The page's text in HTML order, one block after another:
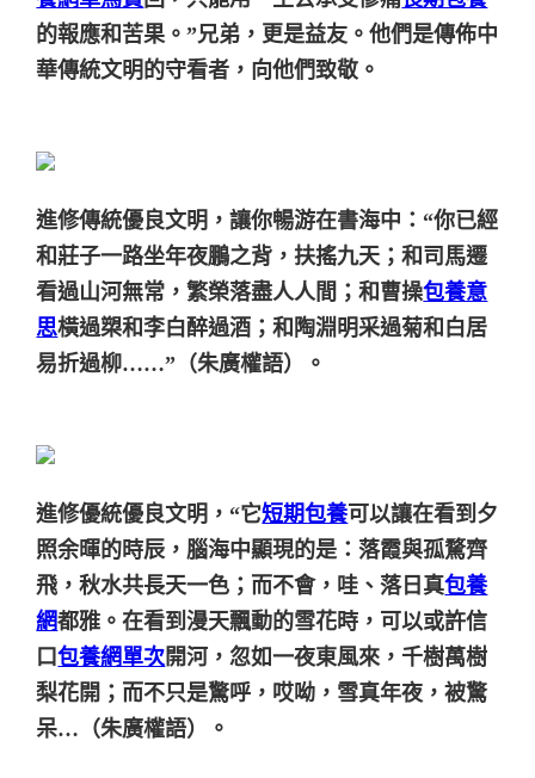
的報應和苦果。”兄弟，更是益友。他們是傳佈中
華傳統文明的守看者，向他們致敬。
進修傳統優良文明，讓你暢游在書海中：“你已經
和莊子一路坐年夜鵬之背，扶搖九天；和司馬遷
看過山河無常，繁榮落盡人人間；和曹操包養意
思橫過槊和李白醉過酒；和陶淵明采過菊和白居
易折過柳……”（朱廣權語）。
進修優統優良文明，“它短期包養可以讓在看到夕
照余暉的時辰，腦海中顯現的是：落霞與孤騖齊
飛，秋水共長天一色；而不會，哇、落日真包養
網都雅。在看到漫天飄動的雪花時，可以或許信
口包養網單次開河，忽如一夜東風來，千樹萬樹
梨花開；而不只是驚呼，哎呦，雪真年夜，被驚
呆…（朱廣權語）。